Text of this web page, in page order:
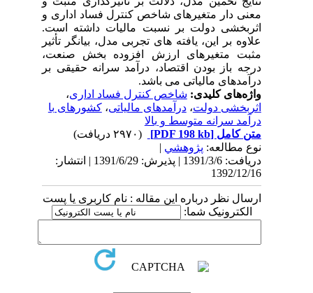
معنی دار متغیرهای شاخص کنترل فساد اداری و
اثربخشی دولت بر نسبت مالیات داشته است.
علاوه بر این، یافته های تجربی مدل، بیانگر تأثیر
مثبت متغیرهای ارزش افزوده بخش صنعت،
درجه باز بودن اقتصاد، درآمد سرانه حقیقی بر
درآمدهای مالیاتی می باشد.
واژه‌های کلیدی:شاخص کنترل فساد اداری،
اثربخشی دولت،درآمدهای مالیاتی،کشورهای با
درآمد سرانه متوسط و بالا
متن کامل[PDF 198 kb]
نوع مطالعه:پژوهشي|
دریافت: 1391/3/6 | پذیرش: 1391/6/29 | انتشار:
1392/12/16
ارسال نظر درباره این مقاله : نام کاربری یا پست
الکترونیک شما: